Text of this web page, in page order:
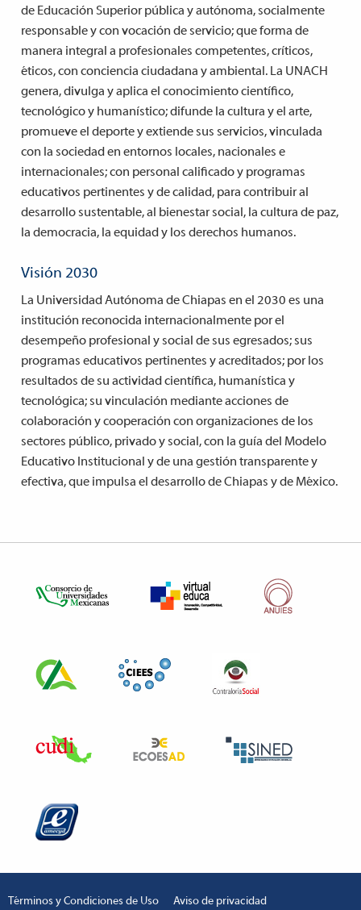
de Educación Superior pública y autónoma, socialmente
responsable y con vocación de servicio; que forma de
manera integral a profesionales competentes, críticos,
éticos, con conciencia ciudadana y ambiental. La UNACH
genera, divulga y aplica el conocimiento científico,
tecnológico y humanístico; difunde la cultura y el arte,
promueve el deporte y extiende sus servicios, vinculada
con la sociedad en entornos locales, nacionales e
internacionales; con personal calificado y programas
educativos pertinentes y de calidad, para contribuir al
desarrollo sustentable, al bienestar social, la cultura de paz,
la democracia, la equidad y los derechos humanos.
Visión 2030
La Universidad Autónoma de Chiapas en el 2030 es una
institución reconocida internacionalmente por el
desempeño profesional y social de sus egresados; sus
programas educativos pertinentes y acreditados; por los
resultados de su actividad científica, humanística y
tecnológica; su vinculación mediante acciones de
colaboración y cooperación con organizaciones de los
sectores público, privado y social, con la guía del Modelo
Educativo Institucional y de una gestión transparente y
efectiva, que impulsa el desarrollo de Chiapas y de México.
Términos y Condiciones de Uso Aviso de privacidad